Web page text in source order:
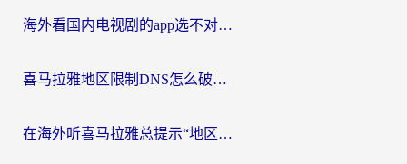
海外看国内电视剧的app选不对？这份回国加速器避坑指南帮你流畅追剧
喜马拉雅地区限制DNS怎么破？海外党听国内音乐听书的终极解决方案
在海外听喜马拉雅总提示“地区限制”？3步轻松解除+听国内音乐全攻略